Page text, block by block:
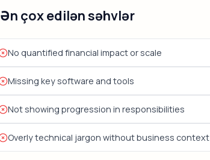
Ən çox edilən səhvlər
No quantified financial impact or scale
Missing key software and tools
Not showing progression in responsibilities
Overly technical jargon without business context